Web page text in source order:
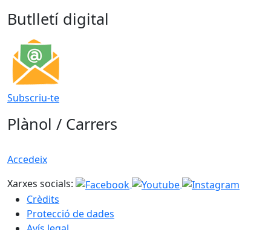
Butlletí digital
Subscriu-te
Plànol / Carrers
Accedeix
Xarxes socials:
Crèdits
Protecció de dades